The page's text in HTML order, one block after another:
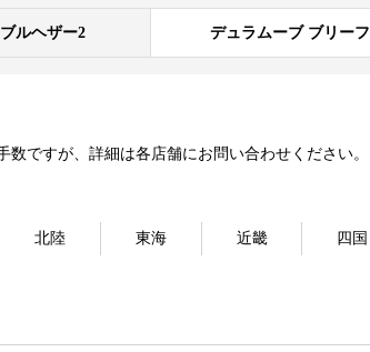
ルヘザー2 デュラムーブ ブリーフ
ですが、詳細は各店舗にお問い合わせください。
北陸 東海 近畿 四国